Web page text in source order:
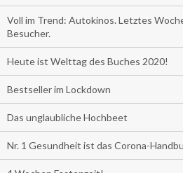
Voll im Trend: Autokinos. Letztes
Besucher.
Heute ist Welttag des Buches 2020!
Bestseller im Lockdown
Das unglaubliche Hochbeet
Nr. 1 Gesundheit ist das Corona-